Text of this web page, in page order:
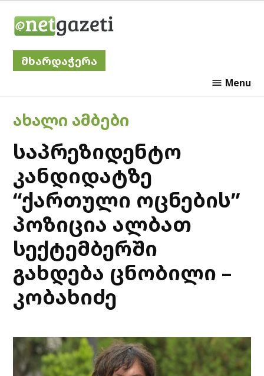
მხარდაჭერა
Menu
POSTED
IN
ᲐᲮᲐᲚᲘ ᲐᲛᲑᲔᲑᲘ
საპრეზიდენტო
კანდიდატზე
“ქართული ოცნების”
პოზიცია ალბათ
სექტემბერში
გახდება ცნობილი –
კობახიძე